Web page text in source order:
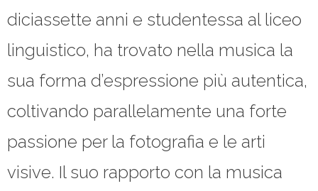
diciassette anni e studentessa al liceo
linguistico, ha trovato nella musica la
sua forma d’espressione più autentica,
coltivando parallelamente una forte
passione per la fotografia e le arti
visive. Il suo rapporto con la musica